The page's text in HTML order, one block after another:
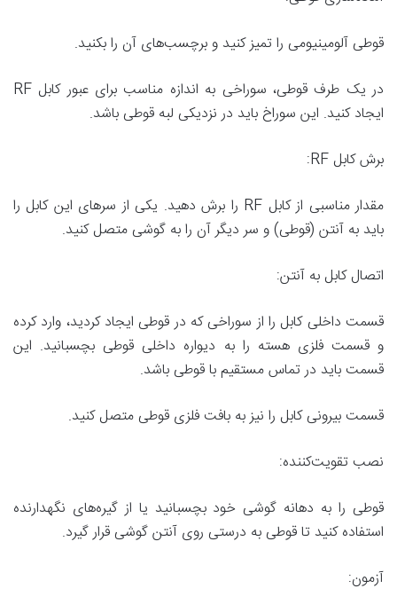
قوطی آلومینیومی را تمیز کنید و برچسب‌های آن را بکنید.
در یک طرف قوطی، سوراخی به اندازه مناسب برای عبور کابل RF
ایجاد کنید. این سوراخ باید در نزدیکی لبه قوطی باشد.
برش کابل RF:
مقدار مناسبی از کابل RF را برش دهید. یکی از سرهای این کابل را
باید به آنتن (قوطی) و سر دیگر آن را به گوشی متصل کنید.
اتصال کابل به آنتن:
قسمت داخلی کابل را از سوراخی که در قوطی ایجاد کردید، وارد کرده
و قسمت فلزی هسته را به دیواره داخلی قوطی بچسبانید. این
قسمت باید در تماس مستقیم با قوطی باشد.
قسمت بیرونی کابل را نیز به بافت فلزی قوطی متصل کنید.
نصب تقویت‌کننده:
قوطی را به دهانه گوشی خود بچسبانید یا از گیره‌های نگهدارنده
استفاده کنید تا قوطی به درستی روی آنتن گوشی قرار گیرد.
آزمون: